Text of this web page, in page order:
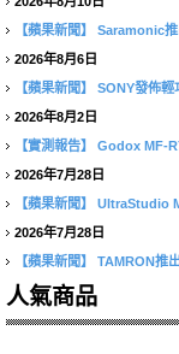
【蘋果新聞】
Saramonic推
2026年8月6日
【蘋果新聞】
SONY發佈輕
2026年8月2日
【實測報告】
Godox MF-
2026年7月28日
【蘋果新聞】
UltraStudio
2026年7月28日
【蘋果新聞】
TAMRON推
人氣商品